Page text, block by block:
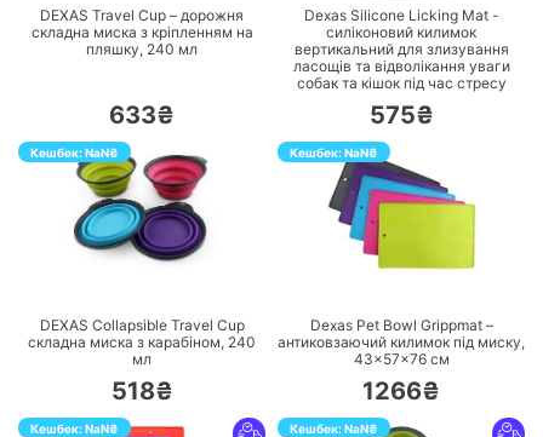
DEXAS Travel Cup – дорожня
складна миска з кріпленням на
пляшку, 240 мл
633₴
Dexas Silicone Licking Mat -
силіконовий килимок
вертикальний для злизування
ласощів та відволікання уваги
собак та кішок під час стресу
575₴
Кешбек:NaN₴
DEXAS Collapsible Travel Cup
складна миска з карабіном, 240
мл
518₴
Кешбек:NaN₴
Dexas Pet Bowl Grippmat –
антиковзаючий килимок під миску,
43×57×76 cм
1266₴
Кешбек:NaN₴ Кешбек:NaN₴